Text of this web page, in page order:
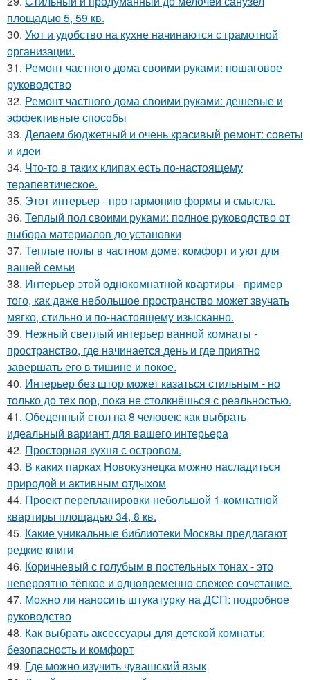
площадью 5, 59 кв.
30. Уют и удобство на кухне начинаются с грамотной
организации.
31. Ремонт частного дома своими руками: пошаговое
руководство
32. Ремонт частного дома своими руками: дешевые и
эффективные способы
33. Делаем бюджетный и очень красивый ремонт: советы
и идеи
34. Что-то в таких клипах есть по-настоящему
терапевтическое.
35. Этот интерьер - про гармонию формы и смысла.
36. Теплый пол своими руками: полное руководство от
выбора материалов до установки
37. Теплые полы в частном доме: комфорт и уют для
вашей семьи
38. Интерьер этой однокомнатной квартиры - пример
того, как даже небольшое пространство может звучать
мягко, стильно и по-настоящему изысканно.
39. Нежный светлый интерьер ванной комнаты -
пространство, где начинается день и где приятно
завершать его в тишине и покое.
40. Интерьер без штор может казаться стильным - но
только до тех пор, пока не столкнёшься с реальностью.
41. Обеденный стол на 8 человек: как выбрать
идеальный вариант для вашего интерьера
42. Просторная кухня с островом.
43. В каких парках Новокузнецка можно насладиться
природой и активным отдыхом
44. Проект перепланировки небольшой 1-комнатной
квартиры площадью 34, 8 кв.
45. Какие уникальные библиотеки Москвы предлагают
редкие книги
46. Коричневый с голубым в постельных тонах - это
невероятно тёпкое и одновременно свежее сочетание.
47. Можно ли наносить штукатурку на ДСП: подробное
руководство
48. Как выбрать аксессуары для детской комнаты:
безопасность и комфорт
49. Где можно изучить чувашский язык